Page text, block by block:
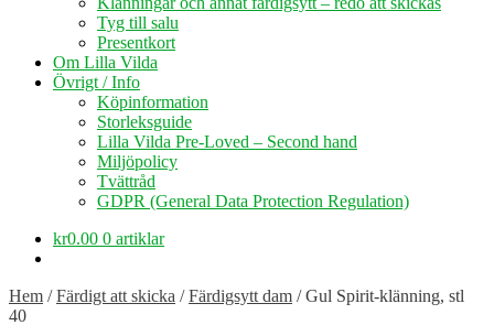
Tyg till salu
Presentkort
Om Lilla Vilda
Övrigt / Info
Köpinformation
Storleksguide
Lilla Vilda Pre-Loved – Second hand
Miljöpolicy
Tvättråd
GDPR (General Data Protection Regulation)
kr0.00 0 artiklar
Hem /Färdigt att skicka /Färdigsytt dam /Gul Spirit-klänning, stl
40